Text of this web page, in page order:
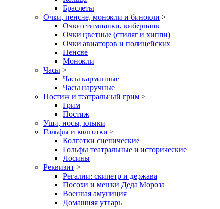
Браслеты
Очки, пенсне, монокли и бинокли >
Очки стимпанки, киберпанк
Очки цветные (стиляг и хиппи)
Очки авиаторов и полицейских
Пенсне
Монокли
Часы >
Часы карманные
Часы наручные
Постиж и театральный грим >
Грим
Постиж
Уши, носы, клыки
Гольфы и колготки >
Колготки сценические
Гольфы театральные и исторические
Лосины
Реквизит >
Регалии: скипетр и держава
Посохи и мешки Деда Мороза
Военная амуниция
Домашняя утварь